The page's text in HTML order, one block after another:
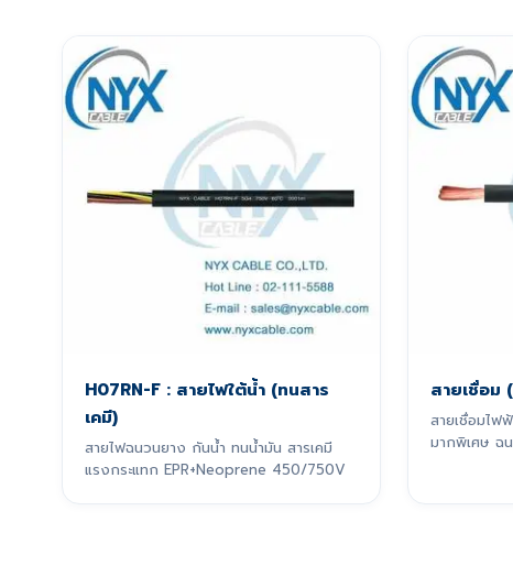
H07RN-F : สายไฟใต้น้ำ (ทนสาร
เคมี)
สายไฟฉนวนยาง กันน้ำ ทนน้ำมัน สารเคมี
แรงกระแทก EPR+Neoprene 450/750V
สายเชื่อม
สายเชื่อมไฟ
มากพิเศษ ฉ